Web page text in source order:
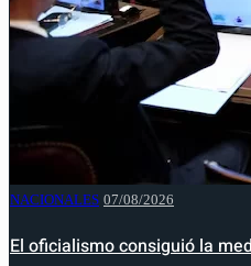
NACIONALES 07/08/2026
El oficialismo consiguió la